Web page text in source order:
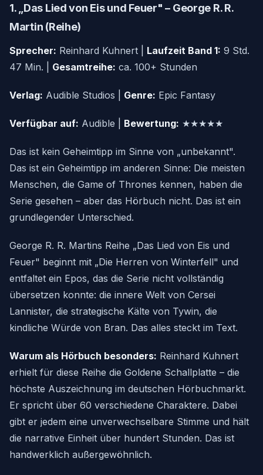
1. „Das Lied von Eis und Feuer" – George R. R.
Martin (Reihe)
Sprecher: Reinhard Kuhnert | Laufzeit Band 1: 9 Std.
47 Min. | Gesamtreihe: ca. 100+ Stunden
Verlag: Audible Studios | Genre: Epic Fantasy
Verfügbar auf: Audible | Bewertung: ★★★★★
Das ist kein Geheimtipp im Sinne von „unbekannt".
Das ist ein Geheimtipp im anderen Sinne: Die meisten
Menschen, die Game of Thrones kennen, haben die
Serie gesehen – aber das Hörbuch nicht. Das ist ein
grundlegender Unterschied.
George R. R. Martins Reihe „Das Lied von Eis und
Feuer" beginnt mit „Die Herren von Winterfell" und
entfaltet ein Epos, das die Serie nicht vollständig
übersetzen konnte: die innere Welt von Cersei
Lannister, die strategische Kälte von Tywin, die
kindliche Würde von Bran. Das alles steckt im Text.
Warum als Hörbuch besonders: Reinhard Kuhnert
erhielt für diese Reihe die Goldene Schallplatte – die
höchste Auszeichnung im deutschen Hörbuchmarkt.
Er spricht über 60 verschiedene Charaktere. Dabei
gibt er jedem eine unverwechselbare Stimme und hält
die narrative Einheit über hundert Stunden. Das ist
handwerklich außergewöhnlich.